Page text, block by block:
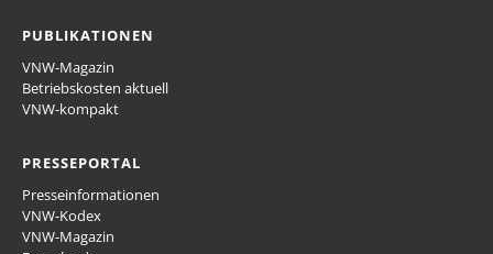
PUBLIKATIONEN
VNW-Magazin
Betriebskosten aktuell
VNW-kompakt
PRESSEPORTAL
Presseinformationen
VNW-Kodex
VNW-Magazin